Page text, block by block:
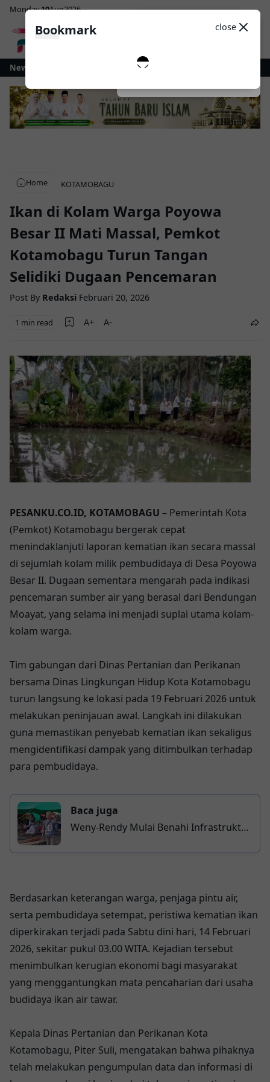
Monday10Aug2026
Light
News
sebagai Warisan Budaya, Pemkot Kotamobagu Wajibkan Tari Dana-
Home KOTAMOBAGU
Ikan di Kolam Warga Poyowa
Besar II Mati Massal, Pemkot
Kotamobagu Turun Tangan
Selidiki Dugaan Pencemaran
Post By Redaksi Februari 20, 2026
1 min read
PESANKU.CO.ID, KOTAMOBAGU – Pemerintah Kota
(Pemkot) Kotamobagu bergerak cepat
menindaklanjuti laporan kematian ikan secara massal
di sejumlah kolam milik pembudidaya di Desa Poyowa
Besar II. Dugaan sementara mengarah pada indikasi
pencemaran sumber air yang berasal dari Bendungan
Moayat, yang selama ini menjadi suplai utama kolam-
kolam warga.
Tim gabungan dari Dinas Pertanian dan Perikanan
bersama Dinas Lingkungan Hidup Kota Kotamobagu
turun langsung ke lokasi pada 19 Februari 2026 untuk
melakukan peninjauan awal. Langkah ini dilakukan
guna memastikan penyebab kematian ikan sekaligus
mengidentifikasi dampak yang ditimbulkan terhadap
para pembudidaya.
Baca juga
Weny-Rendy Mulai Benahi Infrastruktur
Berdasarkan keterangan warga, penjaga pintu air,
serta pembudidaya setempat, peristiwa kematian ikan
diperkirakan terjadi pada Sabtu dini hari, 14 Februari
2026, sekitar pukul 03.00 WITA. Kejadian tersebut
menimbulkan kerugian ekonomi bagi masyarakat
yang menggantungkan mata pencaharian dari usaha
budidaya ikan air tawar.
Kepala Dinas Pertanian dan Perikanan Kota
Kotamobagu, Piter Suli, mengatakan bahwa pihaknya
telah melakukan pengumpulan data dan informasi di
Bookmark close